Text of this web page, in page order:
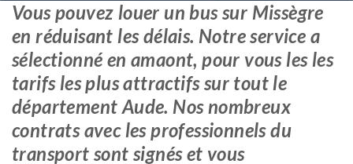
Vous pouvez louer un bus sur Missègre
en réduisant les délais. Notre service a
sélectionné en amaont, pour vous les les
tarifs les plus attractifs sur tout le
département Aude. Nos nombreux
contrats avec les professionnels du
transport sont signés et vous